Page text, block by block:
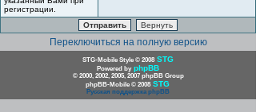
регистрации.
Переключиться на полную версию
STG-Mobile Style © 2008 STG
Powered by phpBB
© 2000, 2002, 2005, 2007 phpBB Group
phpBB-Mobile © 2008 STG
Русская поддержка phpBB